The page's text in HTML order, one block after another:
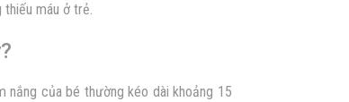
máu ở trẻ.
nắng của bé thường kéo dài khoảng 15